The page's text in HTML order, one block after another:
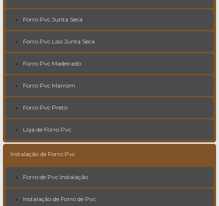
Forro Pvc Junta Seca
Forro Pvc Liso Junta Seca
Forro Pvc Madeirado
Forro Pvc Marrom
Forro Pvc Preto
Loja de Forro Pvc
Instalação de Forro Pvc
Forro de Pvc Instalação
Instalação de Forro de Pvc